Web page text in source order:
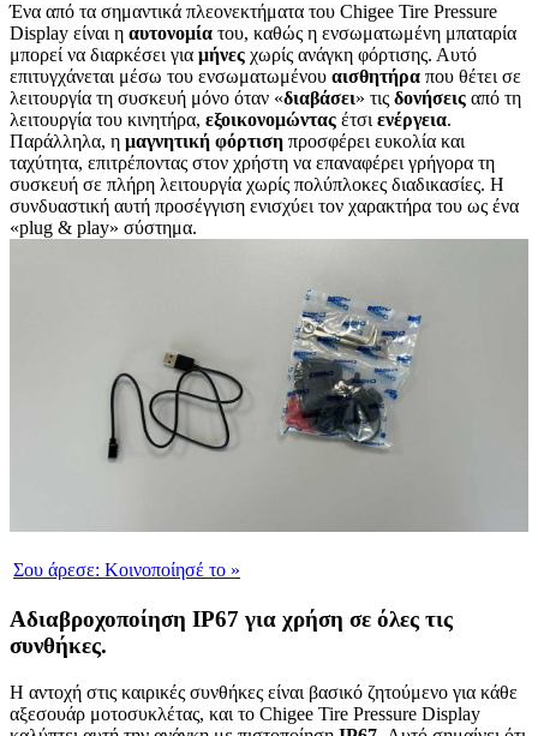
Ένα από τα σημαντικά πλεονεκτήματα του Chigee Tire Pressure
Display είναι η αυτονομία του, καθώς η ενσωματωμένη μπαταρία
μπορεί να διαρκέσει για μήνες χωρίς ανάγκη φόρτισης. Αυτό
επιτυγχάνεται μέσω του ενσωματωμένου αισθητήρα που θέτει σε
λειτουργία τη συσκευή μόνο όταν «διαβάσει» τις δονήσεις από τη
λειτουργία του κινητήρα, εξοικονομώντας έτσι ενέργεια.
Παράλληλα, η μαγνητική φόρτιση προσφέρει ευκολία και
ταχύτητα, επιτρέποντας στον χρήστη να επαναφέρει γρήγορα τη
συσκευή σε πλήρη λειτουργία χωρίς πολύπλοκες διαδικασίες. Η
συνδυαστική αυτή προσέγγιση ενισχύει τον χαρακτήρα του ως ένα
«plug & play» σύστημα.
Σου άρεσε: Κοινοποίησέ το »
Αδιαβροχοποίηση IP67 για χρήση σε όλες τις
συνθήκες.
Η αντοχή στις καιρικές συνθήκες είναι βασικό ζητούμενο για κάθε
αξεσουάρ μοτοσυκλέτας, και το Chigee Tire Pressure Display